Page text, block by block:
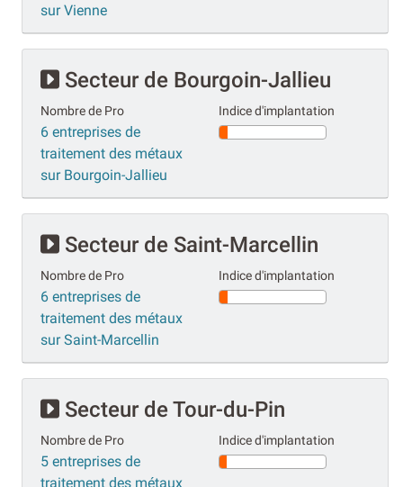
sur Vienne
Secteur de Bourgoin-Jallieu
Nombre de Pro
6 entreprises de
traitement des métaux
sur Bourgoin-Jallieu
Indice d'implantation
Secteur de Saint-Marcellin
Nombre de Pro
6 entreprises de
traitement des métaux
sur Saint-Marcellin
Indice d'implantation
Secteur de Tour-du-Pin
Nombre de Pro
5 entreprises de
traitement des métaux
Indice d'implantation